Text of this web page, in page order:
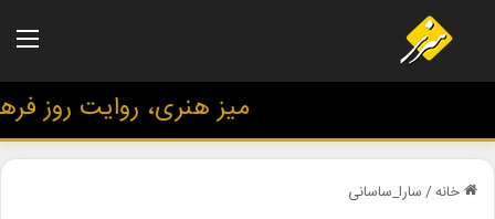
میز هنری، روایت روز
خانه/سارا_ساسانی